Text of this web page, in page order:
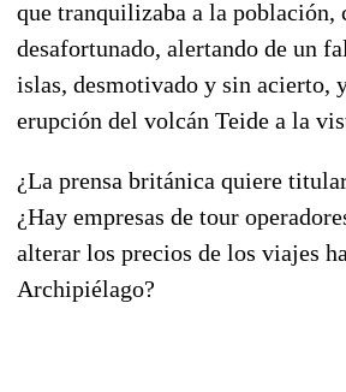
que tranquilizaba a la población,
desafortunado, alertando de un
islas, desmotivado y sin acierto,
erupción del volcán Teide a la
¿La prensa británica quiere
¿Hay empresas de tour
alterar los precios de los viajes
Archipiélago?